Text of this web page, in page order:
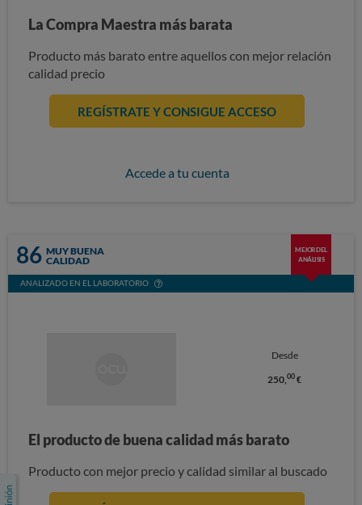
La Compra Maestra más barata
Producto más barato entre aquellos con mejor relación
calidad precio
REGÍSTRATE Y CONSIGUE ACCESO
Accede a tu cuenta
86 MUY BUENA
CALIDAD
MEJOR DEL
ANÁLISIS
ANALIZADO EN EL LABORATORIO
Desde
250,00 €
El producto de buena calidad más barato
Producto con mejor precio y calidad similar al buscado